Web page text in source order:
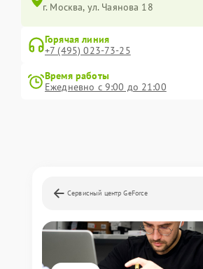
г. Москва, ул. Чаянова 18
Горячая линия
+7 (495) 023-73-25
Время работы
Ежедневно с 9:00 до 21:00
Сервисный центр GeForce